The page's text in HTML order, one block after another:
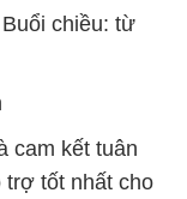
chiều: từ
cam kết tuân
trợ tốt nhất cho